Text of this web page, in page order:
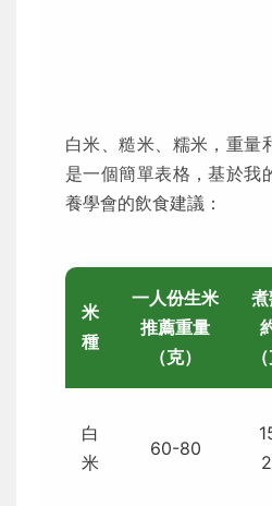
白米、糙米、糯米，重量
是一個簡單表格，基於我
養學會的飲食建議：
米
種
一人份生米
推薦重量
（克）
白
米
60-80